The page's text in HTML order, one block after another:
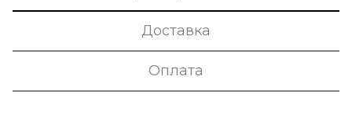
Доставка
Оплата